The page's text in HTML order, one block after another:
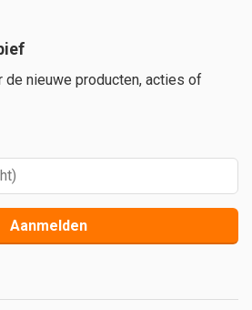
de nieuwe producten, acties of
Aanmelden